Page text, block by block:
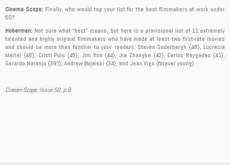
Cinema Scope: Finally, who would top your list for the best filmmakers at work under
50?
Hoberman: Not sure what “best” means, but here is a provisional list of 11 extremely
talented and highly original filmmakers who have made at least two first-rate movies
and should be more than familiar to your readers: Steven Soderbergh (48), Lucrecia
Martel (46), Cristi Puiu (45), Jim finn (44), Jia Zhangke (42), Carlos Reygadas (41),
Gerardo Naranjo (39?), Andrew Bujalski (34), and Jean Vigo (forever young).
Cineam Scope, Issue 50, p.9